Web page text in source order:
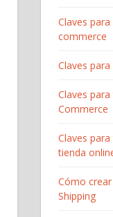
Claves
commerce
Claves
Claves
Commerce
Claves
tienda
Cómo
Shipping